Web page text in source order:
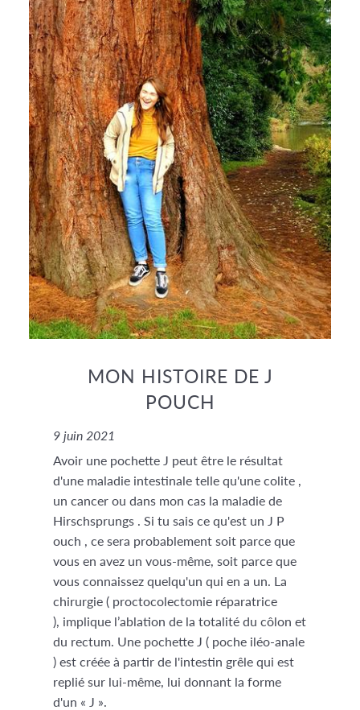
MON HISTOIRE DE J
POUCH
9 juin 2021
Avoir une pochette J peut être le résultat
d'une maladie intestinale telle qu'une colite ,
un cancer ou dans mon cas la maladie de
Hirschsprungs . Si tu sais ce qu'est un J P
ouch , ce sera probablement soit parce que
vous en avez un vous-même, soit parce que
vous connaissez quelqu'un qui en a un. La
chirurgie ( proctocolectomie réparatrice
), implique l’ablation de la totalité du côlon et
du rectum. Une pochette J ( poche iléo-anale
) est créée à partir de l'intestin grêle qui est
replié sur lui-même, lui donnant la forme
d'un « J ».